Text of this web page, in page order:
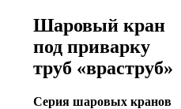
Шаровый кран
под приварку
труб «враструб»
Серия шаровых кранов